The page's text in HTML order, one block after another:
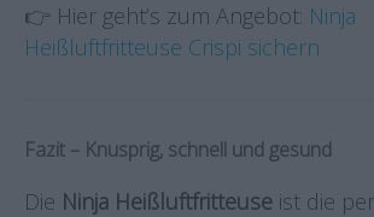
👉 Hier geht’s zum Angebot: Ninja
Heißluftfritteuse Crispi sichern
Fazit – Knusprig, schnell und gesund
Die Ninja Heißluftfritteuse ist die